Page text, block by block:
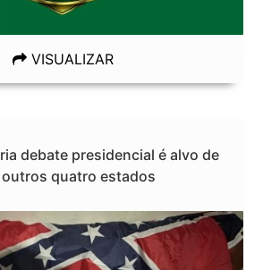
VISUALIZAR
debate presidencial é alvo de
outros quatro estados